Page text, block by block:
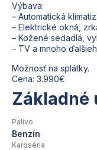
Výbava:
– Automatická
– Elektrické okná,
– Kožené sedadlá,
– TV a mnoho
Možnosť na splátky.
Cena: 3.990€
Základné
Palivo
Benzín
Karoséria